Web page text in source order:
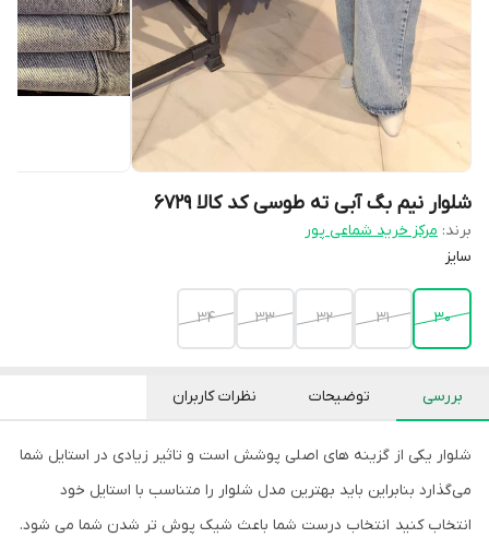
شلوار نیم بگ آبی ته طوسی کد کالا ۶۷۲۹
برند: مرکز خرید شماعی پور
سایز
۳۰ ۳۱ ۳۲ ۳۳ ۳۴
بررسی توضیحات نظرات کاربران
شلوار یکی از گزینه های اصلی پوشش است و تاثیر زیادی در استایل شما
می‌گذارد بنابراین باید بهترین مدل شلوار را متناسب با استایل خود
انتخاب کنید انتخاب درست شما باعث شیک پوش تر شدن شما می شود.